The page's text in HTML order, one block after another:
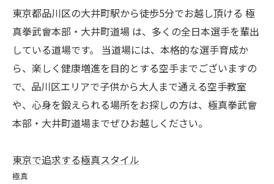
東京都品川区の大井町駅から徒歩5分でお越し頂ける 極
真拳武會本部・大井町道場 は、多くの全日本選手を輩出
している道場です。 当道場には、本格的な選手育成か
ら、楽しく健康増進を目的とする空手までございますの
で、品川区エリアで子供から大人まで通える空手教室
や、心身を鍛えられる場所をお探しの方は、極真拳武會
本部・大井町道場までぜひお越しください。
東京で追求する極真スタイル
極真